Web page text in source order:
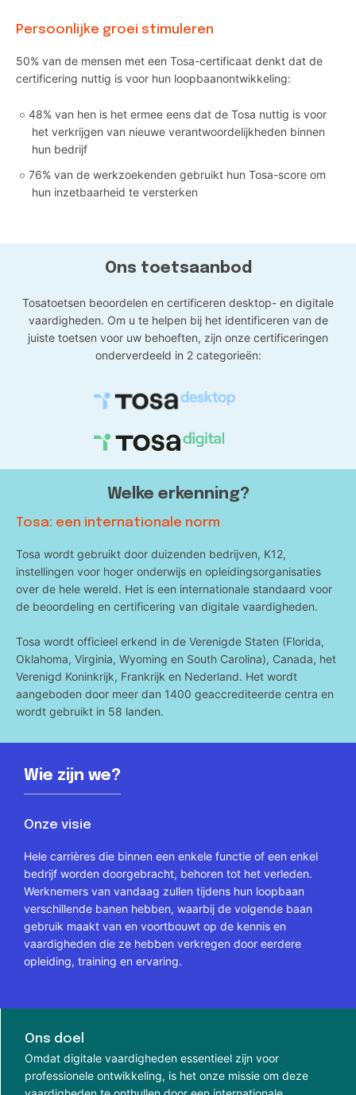
Persoonlijke groei stimuleren
50% van de mensen met een Tosa-certificaat denkt dat de
certificering nuttig is voor hun loopbaanontwikkeling:
48% van hen is het ermee eens dat de Tosa nuttig is voor
het verkrijgen van nieuwe verantwoordelijkheden binnen
hun bedrijf
76% van de werkzoekenden gebruikt hun Tosa-score om
hun inzetbaarheid te versterken
Ons toetsaanbod
Tosatoetsen beoordelen en certificeren desktop- en digitale
vaardigheden. Om u te helpen bij het identificeren van de
juiste toetsen voor uw behoeften, zijn onze certificeringen
onderverdeeld in 2 categorieën:
Welke erkenning?
Tosa: een internationale norm
Tosa wordt gebruikt door duizenden bedrijven, K12,
instellingen voor hoger onderwijs en opleidingsorganisaties
over de hele wereld. Het is een internationale standaard voor
de beoordeling en certificering van digitale vaardigheden.
Tosa wordt officieel erkend in de Verenigde Staten (Florida,
Oklahoma, Virginia, Wyoming en South Carolina), Canada, het
Verenigd Koninkrijk, Frankrijk en Nederland. Het wordt
aangeboden door meer dan 1400 geaccrediteerde centra en
wordt gebruikt in 58 landen.
Wie zijn we?
Onze visie
Hele carrières die binnen een enkele functie of een enkel
bedrijf worden doorgebracht, behoren tot het verleden.
Werknemers van vandaag zullen tijdens hun loopbaan
verschillende banen hebben, waarbij de volgende baan
gebruik maakt van en voortbouwt op de kennis en
vaardigheden die ze hebben verkregen door eerdere
opleiding, training en ervaring.
Ons doel
Omdat digitale vaardigheden essentieel zijn voor
professionele ontwikkeling, is het onze missie om deze